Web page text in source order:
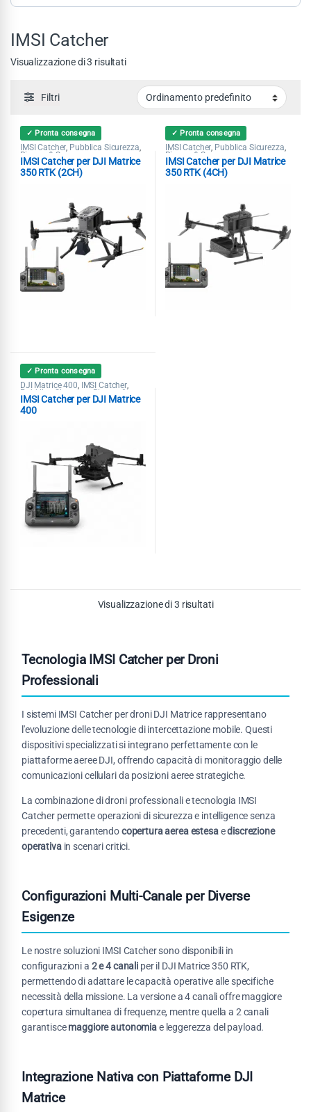
IMSI Catcher
Visualizzazione di 3 risultati
Filtri
✓ Pronta consegna
IMSI Catcher, Pubblica Sicurezza,
Ricerca & Soccorso
IMSI Catcher per DJI Matrice
350 RTK (2CH)
✓ Pronta consegna
IMSI Catcher, Pubblica Sicurezza,
Ricerca & Soccorso
IMSI Catcher per DJI Matrice
350 RTK (4CH)
✓ Pronta consegna
DJI Matrice 400, IMSI Catcher,
Pubblica Sicurezza ,Ricerca &
Soccorso
IMSI Catcher per DJI Matrice
400
Visualizzazione di 3 risultati
Tecnologia IMSI Catcher per Droni
Professionali
I sistemi IMSI Catcher per droni DJI Matrice rappresentano
l'evoluzione delle tecnologie di intercettazione mobile. Questi
dispositivi specializzati si integrano perfettamente con le
piattaforme aeree DJI, offrendo capacità di monitoraggio delle
comunicazioni cellulari da posizioni aeree strategiche.
La combinazione di droni professionali e tecnologia IMSI
Catcher permette operazioni di sicurezza e intelligence senza
precedenti, garantendocopertura aerea estesaediscrezione
operativain scenari critici.
Configurazioni Multi-Canale per Diverse
Esigenze
Le nostre soluzioni IMSI Catcher sono disponibili in
configurazioni a 2 e 4 canaliper il DJI Matrice 350 RTK,
permettendo di adattare le capacità operative alle specifiche
necessità della missione. La versione a 4 canali offre maggiore
copertura simultanea di frequenze, mentre quella a 2 canali
garantiscemaggiore autonomiae leggerezza del payload.
Integrazione Nativa con Piattaforme DJI
Matrice